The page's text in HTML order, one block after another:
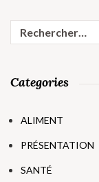
Categories
ALIMENT
PRÉSENTATION
SANTÉ